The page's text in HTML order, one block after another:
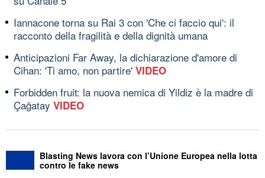
Iannacone torna su Rai 3 con 'Che ci faccio qui': il
racconto della fragilità e della dignità umana
Anticipazioni Far Away, la dichiarazione d'amore di
Cihan: 'Ti amo, non partire' VIDEO
Forbidden fruit: la nuova nemica di Yildiz è la madre di
Çağatay VIDEO
Blasting News lavora con l’Unione Europea nella lotta
contro le fake news